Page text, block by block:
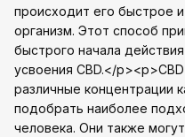
происходит его быстрое
организм. Этот способ
быстрого начала
усвоения CBD.</
различные концентрации
подобрать наиболее
человека. Они также